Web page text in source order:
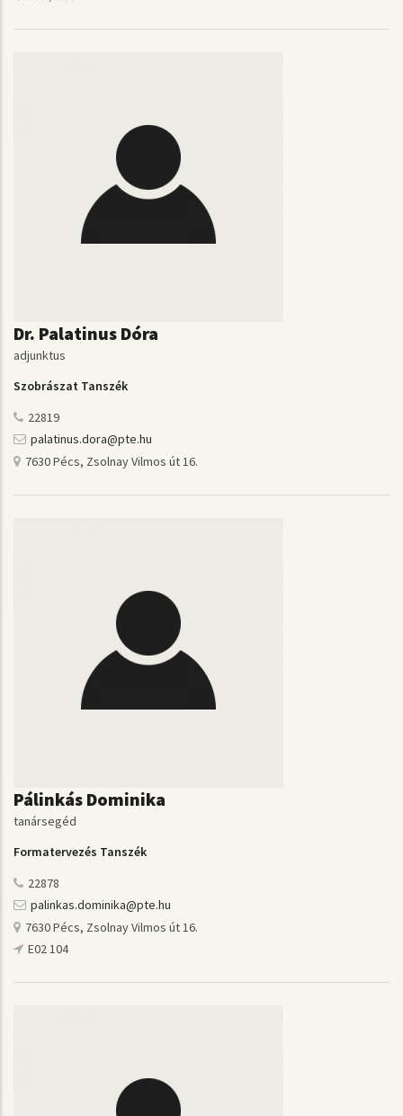
Dr. Palatinus Dóra
adjunktus
Szobrászat Tanszék
22819
palatinus.dora@pte.hu
7630 Pécs, Zsolnay Vilmos út 16.
Pálinkás Dominika
tanársegéd
Formatervezés Tanszék
22878
palinkas.dominika@pte.hu
7630 Pécs, Zsolnay Vilmos út 16.
E02 104